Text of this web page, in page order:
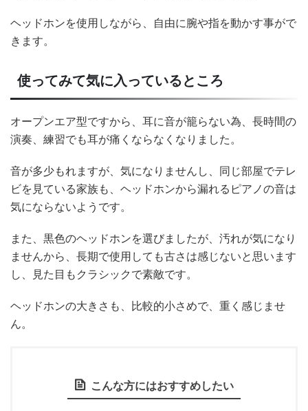
ヘッドホンを使用しながら、自由に腕や指を動かす事がで
きます。
使ってみて気に入っているところ
オープンエア型ですから、耳に音が籠らない為、長時間の
演奏、練習でも耳が痛くならなくなりました。
音が多少もれますが、気になりませんし、同じ部屋でテレ
ビを見ている家族も、ヘッドホンから漏れるピアノの音は
気にならないようです。
また、黒色のヘッドホンを選びましたが、汚れが気になり
ませんから、長期で使用しても古さは感じないと思います
し、見た目もクラシックで素敵です。
ヘッドホンの大きさも、比較的小さめで、重く感じませ
ん。
こんな方にはおすすめしたい